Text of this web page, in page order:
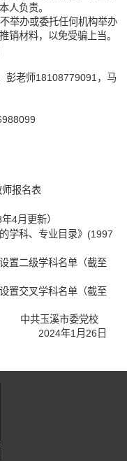
人负责。
举办或委托任何机构举办
销材料，以免受骗上当。
彭老师18108779091，马
报名表
4月更新）
学科、专业目录》(1997
置二级学科名单（截至
置交叉学科名单（截至
中共玉溪市委党校
2024年1月26日